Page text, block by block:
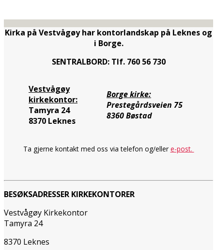
Kirka på Vestvågøy har kontorlandskap på Leknes og
i Borge.
SENTRALBORD: Tlf. 760 56 730
Vestvågøy
kirkekontor:
Tamyra 24
8370 Leknes
Borge kirke:
Prestegårdsveien 75
8360 Bøstad
Ta gjerne kontakt med oss via telefon og/ellere-post.
BESØKSADRESSER KIRKEKONTORER
Vestvågøy Kirkekontor
Tamyra 24
8370 Leknes